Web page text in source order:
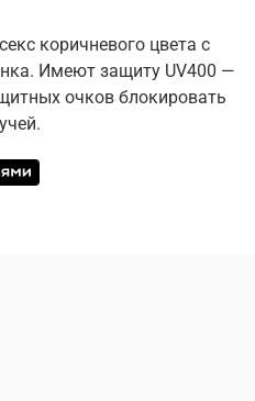
коричневого цвета с
Имеют защиту UV400 —
очков блокировать